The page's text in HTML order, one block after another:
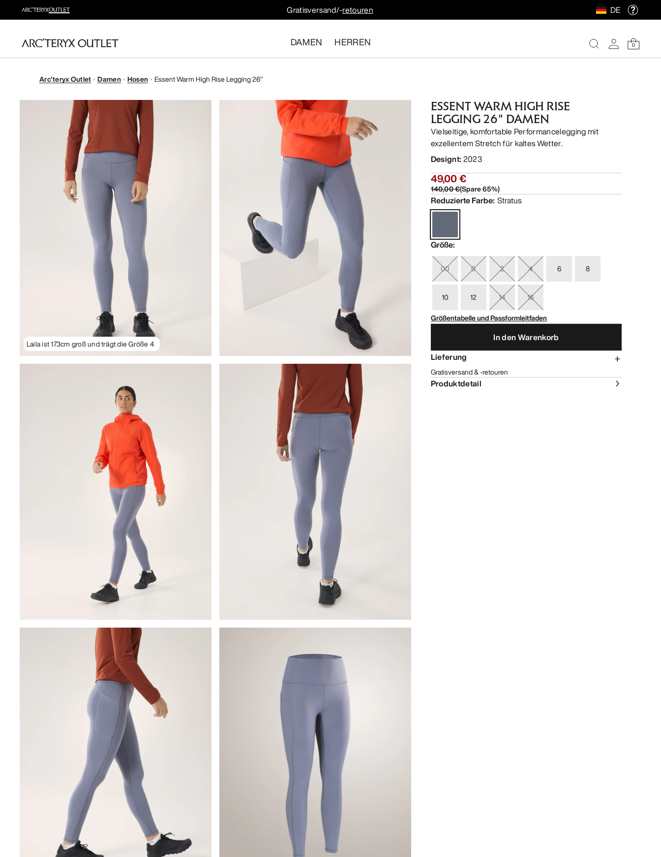
Gratisversand/-retouren DE
DAMEN HERREN 0
Arc'teryx Outlet Damen Hosen Essent Warm High Rise Legging 26"
Laila ist 173cm groß und trägt die Größe 4
ESSENT WARM HIGH RISE
LEGGING 26" DAMEN
Vielseitige, komfortable Performancelegging mit
exzellentem Stretch für kaltes Wetter.
Designt: 2023
49,00 €
140,00 €(Spare65%)
Reduzierte Farbe: Stratus
Größe:
00 0 2 4 6 8
10 12 14
16
Größentabelle und Passformleitfaden
In den Warenkorb
Lieferung
Gratisversand & -retouren
Produktdetail